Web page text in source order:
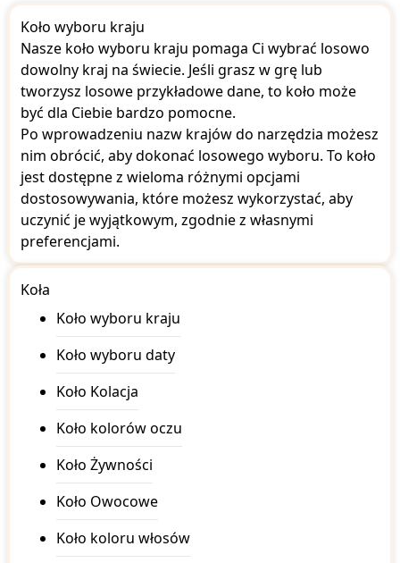
Cambodia
Cameroon
Canada
Cape Verde
Central African Republic
Chad
Chile
China
Colombia
Comoros
Costa Rica
Croatia
Cuba
Cyprus
Denmark
Djibouti
Dominica Republic
Ecuador
El Salvador
Equatorial Guiena
Eritea
Estonia
Ethiopia
Finland
Koło wyboru kraju
Nasze koło wyboru kraju pomaga Ci wybrać losowo
dowolny kraj na świecie. Jeśli grasz w grę lub
tworzysz losowe przykładowe dane, to koło może
być dla Ciebie bardzo pomocne.
Po wprowadzeniu nazw krajów do narzędzia możesz
nim obrócić, aby dokonać losowego wyboru. To koło
jest dostępne z wieloma różnymi opcjami
dostosowywania, które możesz wykorzystać, aby
uczynić je wyjątkowym, zgodnie z własnymi
preferencjami.
Koła
Koło wyboru kraju
Koło wyboru daty
Koło Kolacja
Koło kolorów oczu
Koło Żywności
Koło Owocowe
Koło koloru włosów